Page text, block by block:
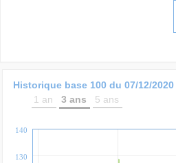
Historique base 100 du 07/12/2020
1 an
3 ans 5 ans
130
140